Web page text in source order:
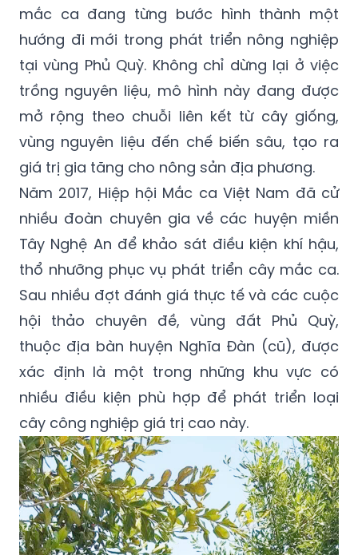
mắc ca đang từng bước hình thành một
hướng đi mới trong phát triển nông nghiệp
tại vùng Phủ Quỳ. Không chỉ dừng lại ở việc
trồng nguyên liệu, mô hình này đang được
mở rộng theo chuỗi liên kết từ cây giống,
vùng nguyên liệu đến chế biến sâu, tạo ra
giá trị gia tăng cho nông sản địa phương.
Năm 2017, Hiệp hội Mắc ca Việt Nam đã cử
nhiều đoàn chuyên gia về các huyện miền
Tây Nghệ An để khảo sát điều kiện khí hậu,
thổ nhưỡng phục vụ phát triển cây mắc ca.
Sau nhiều đợt đánh giá thực tế và các cuộc
hội thảo chuyên đề, vùng đất Phủ Quỳ,
thuộc địa bàn huyện Nghĩa Đàn (cũ), được
xác định là một trong những khu vực có
nhiều điều kiện phù hợp để phát triển loại
cây công nghiệp giá trị cao này.